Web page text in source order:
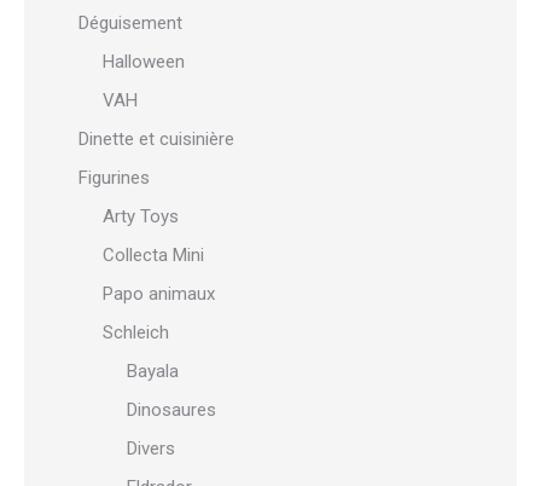
Déguisement
Halloween
VAH
Dinette et cuisinière
Figurines
Arty Toys
Collecta Mini
Papo animaux
Schleich
Bayala
Dinosaures
Divers